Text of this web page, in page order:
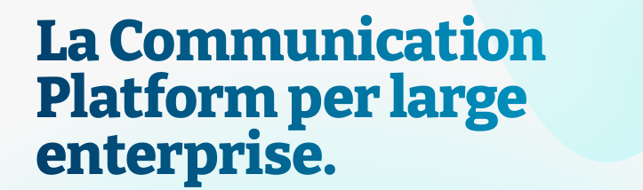
La Communication
Platform per large
enterprise.